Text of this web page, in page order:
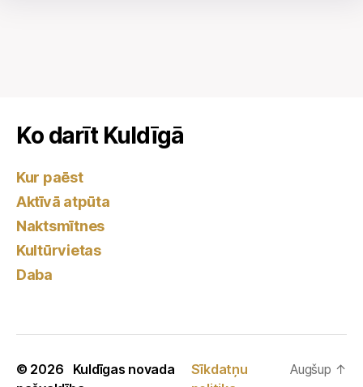
Ko darīt Kuldīgā
Kur paēst
Aktīvā atpūta
Naktsmītnes
Kultūrvietas
Daba
© 2026 Kuldīgas novada
Sīkdatņu
Augšup ↑